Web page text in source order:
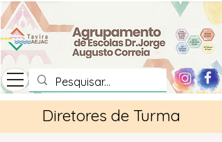
Diretores de Turma